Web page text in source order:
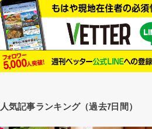
人気記事ランキング（過去7日間）